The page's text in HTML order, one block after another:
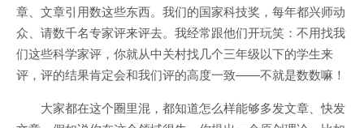
章、文章引用数这些东西。我们的国家科技奖，每年都兴师动
众、请数千名专家评来评去。我经常跟他们开玩笑：不用找我
们这些科学家评，你就从中关村找几个三年级以下的学生来
评，评的结果肯定会和我们评的高度一致——不就是数数嘛！
大家都在这个圈里混，都知道怎么样能够多发文章、快发